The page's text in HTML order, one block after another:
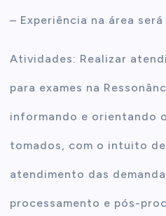
– Experiência na área
Atividades: Realizar
para exames na
informando e orientando
tomados, com o intuito
atendimento das
processamento e pós-